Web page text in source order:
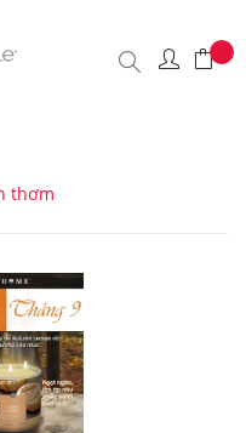
thơm